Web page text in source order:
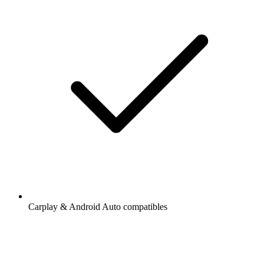
Carplay & Android Auto compatibles